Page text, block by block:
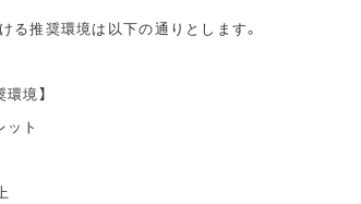
る推奨環境は以下の通りとします。
境】
ット